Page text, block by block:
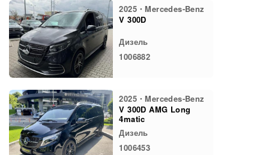
2025・Mercedes-Benz
V 300D
Дизель
1006882
2025・Mercedes-Benz
V 300D AMG Long
4matic
Дизель
1006453